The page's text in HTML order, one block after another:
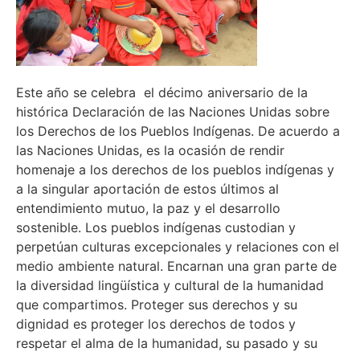
Este año se celebra el décimo aniversario de la
histórica Declaración de las Naciones Unidas sobre
los Derechos de los Pueblos Indígenas. De acuerdo a
las Naciones Unidas, es la ocasión de rendir
homenaje a los derechos de los pueblos indígenas y
a la singular aportación de estos últimos al
entendimiento mutuo, la paz y el desarrollo
sostenible. Los pueblos indígenas custodian y
perpetúan culturas excepcionales y relaciones con el
medio ambiente natural. Encarnan una gran parte de
la diversidad lingüística y cultural de la humanidad
que compartimos. Proteger sus derechos y su
dignidad es proteger los derechos de todos y
respetar el alma de la humanidad, su pasado y su